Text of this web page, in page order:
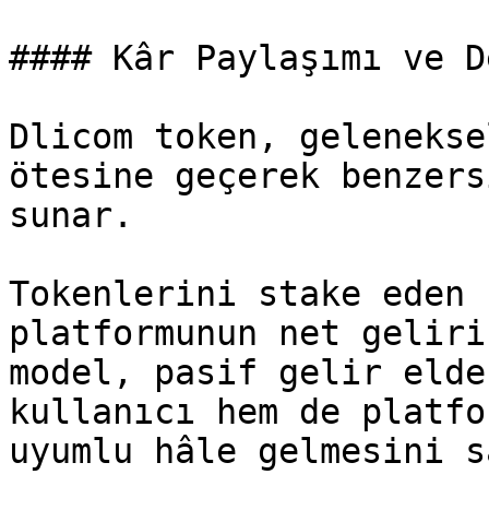
#### Kâr Paylaşımı ve
Dlicom token,
ötesine geçerek
sunar.
Tokenlerini stake
platformunun net
model, pasif gelir elde
kullanıcı hem de
uyumlu hâle gelmesini